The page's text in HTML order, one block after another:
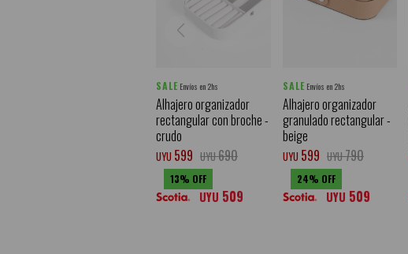
SALE Envíos en 2hs
Alhajero organizador
rectangular con broche -
crudo
UYU 599 UYU690
13
UYU 509
SALE Envíos en 2hs
Alhajero organizador
granulado rectangular -
beige
UYU 599 UYU790
24
UYU 509